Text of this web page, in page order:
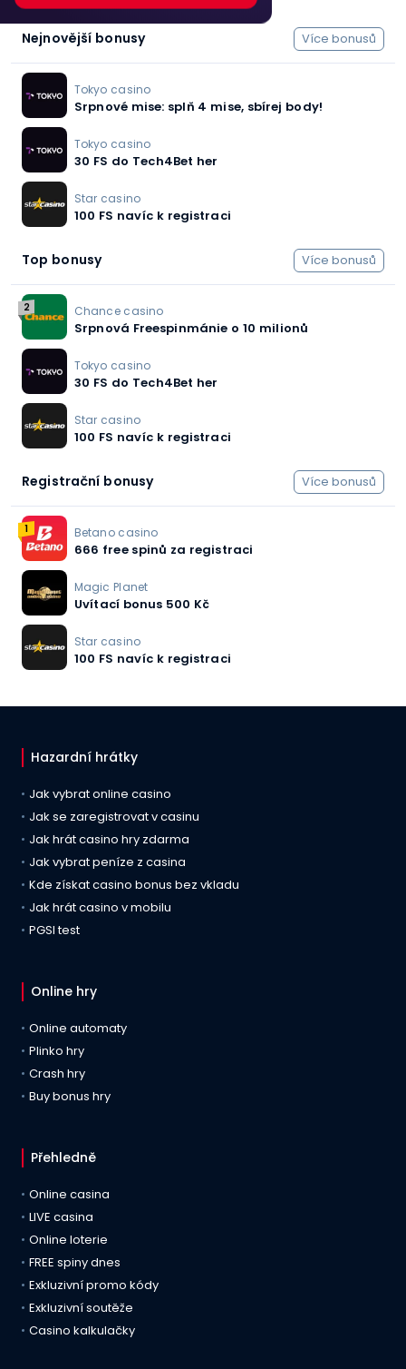
Nejnovější bonusy Více bonusů
Tokyo casino
Srpnové mise: splň 4 mise, sbírej body!
Tokyo casino
30 FS do Tech4Bet her
Star casino
100 FS navíc k registraci
Top bonusy Více bonusů
2 Chance casino
Srpnová Freespinmánie o 10 milionů
Tokyo casino
30 FS do Tech4Bet her
Star casino
100 FS navíc k registraci
Registrační bonusy Více bonusů
1 Betano casino
666 free spinů za registraci
Magic Planet
Uvítací bonus 500 Kč
Star casino
100 FS navíc k registraci
Hazardní hrátky
Jak vybrat online casino
Jak se zaregistrovat v casinu
Jak hrát casino hry zdarma
Jak vybrat peníze z casina
Kde získat casino bonus bez vkladu
Jak hrát casino v mobilu
PGSI test
Online hry
Online automaty
Plinko hry
Crash hry
Buy bonus hry
Přehledně
Online casina
LIVE casina
Online loterie
FREE spiny dnes
Exkluzivní promo kódy
Exkluzivní soutěže
Casino kalkulačky